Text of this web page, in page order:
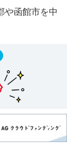
や函館市を中